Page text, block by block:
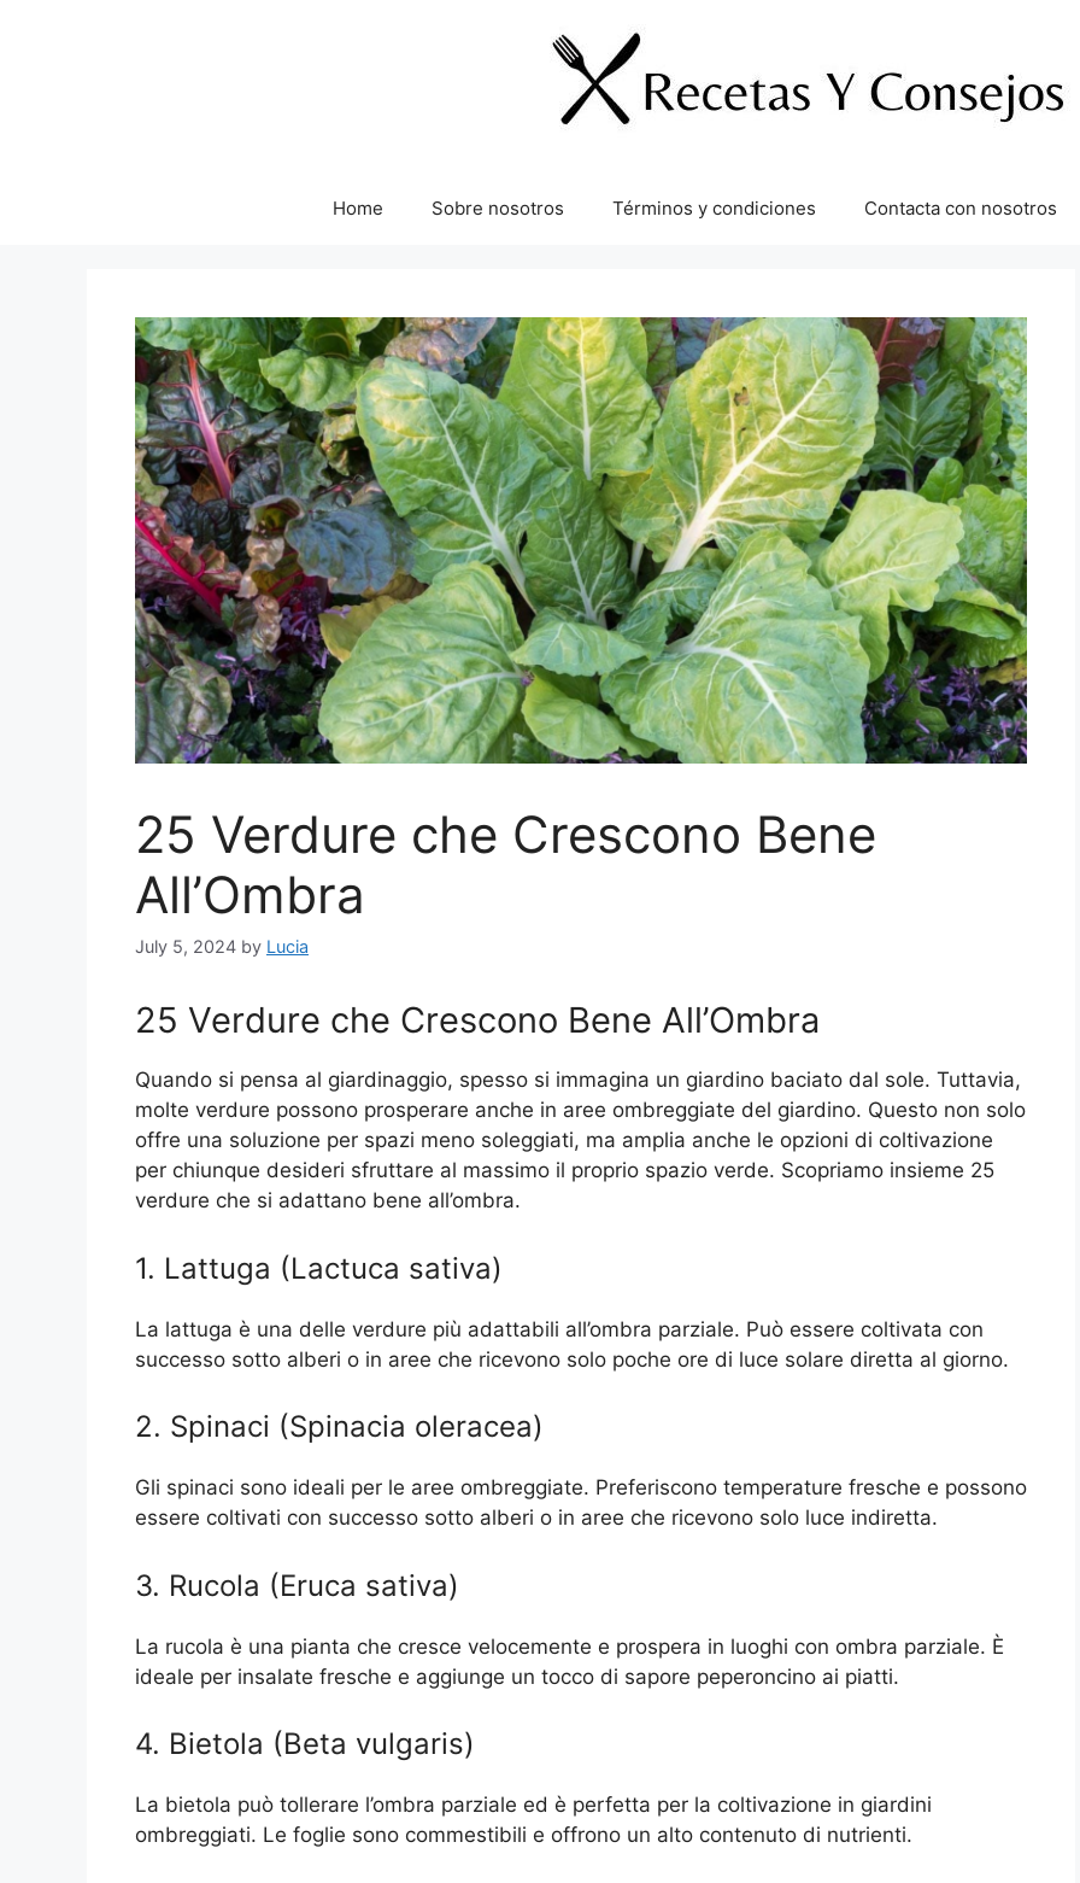
Home Sobre nosotros Términos y condiciones Contacta con nosotros
25 Verdure che Crescono Bene
All’Ombra
July 5, 2024 by Lucia
25 Verdure che Crescono Bene All’Ombra
Quando si pensa al giardinaggio, spesso si immagina un giardino baciato dal sole. Tuttavia,
molte verdure possono prosperare anche in aree ombreggiate del giardino. Questo non solo
offre una soluzione per spazi meno soleggiati, ma amplia anche le opzioni di coltivazione
per chiunque desideri sfruttare al massimo il proprio spazio verde. Scopriamo insieme 25
verdure che si adattano bene all’ombra.
1. Lattuga (Lactuca sativa)
La lattuga è una delle verdure più adattabili all’ombra parziale. Può essere coltivata con
successo sotto alberi o in aree che ricevono solo poche ore di luce solare diretta al giorno.
2. Spinaci (Spinacia oleracea)
Gli spinaci sono ideali per le aree ombreggiate. Preferiscono temperature fresche e possono
essere coltivati con successo sotto alberi o in aree che ricevono solo luce indiretta.
3. Rucola (Eruca sativa)
La rucola è una pianta che cresce velocemente e prospera in luoghi con ombra parziale. È
ideale per insalate fresche e aggiunge un tocco di sapore peperoncino ai piatti.
4. Bietola (Beta vulgaris)
La bietola può tollerare l’ombra parziale ed è perfetta per la coltivazione in giardini
ombreggiati. Le foglie sono commestibili e offrono un alto contenuto di nutrienti.